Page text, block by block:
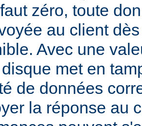
zéro, toute
au client
Avec une
met en
de données
la réponse au